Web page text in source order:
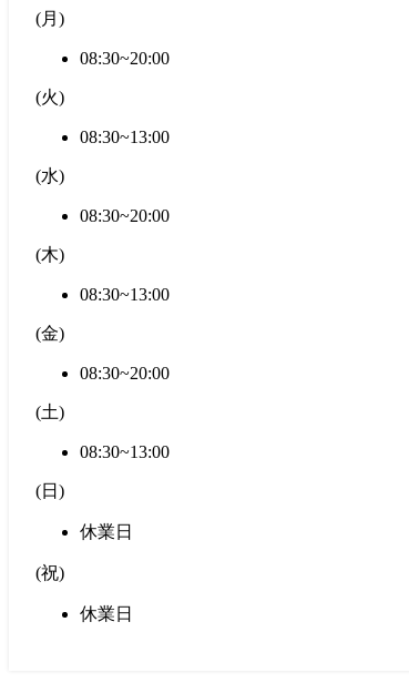
(月 )
08:30~20:00
(火)
08:30~13:00
(水)
08:30~20:00
(木)
08:30~13:00
(金)
08:30~20:00
(土)
08:30~13:00
(日 )
休業日
(祝)
休業日